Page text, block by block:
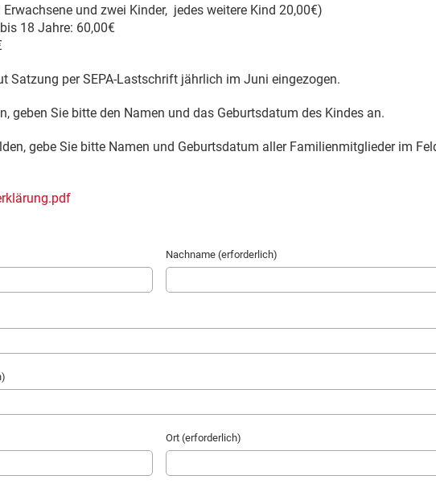
und zwei Kinder, jedes weitere Kind 20,00€)
18 Jahre: 60,00€
Satzung per SEPA-Lastschrift jährlich im Juni eingezogen.
geben Sie bitte den Namen und das Geburtsdatum des Kindes an.
gebe Sie bitte Namen und Geburtsdatum aller Familienmitglieder im
Nachname (erforderlich)
Ort (erforderlich)